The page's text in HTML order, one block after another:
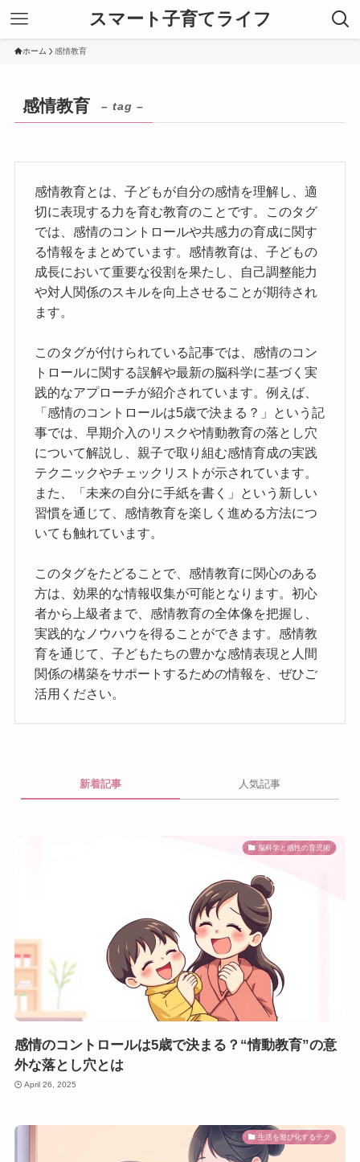
スマート子育てライフ
ホーム 感情教育
感情教育 – tag –
感情教育とは、子どもが自分の感情を理解し、適
切に表現する力を育む教育のことです。このタグ
では、感情のコントロールや共感力の育成に関す
る情報をまとめています。感情教育は、子どもの
成長において重要な役割を果たし、自己調整能力
や対人関係のスキルを向上させることが期待され
ます。
このタグが付けられている記事では、感情のコン
トロールに関する誤解や最新の脳科学に基づく実
践的なアプローチが紹介されています。例えば、
「感情のコントロールは5歳で決まる？」という記
事では、早期介入のリスクや情動教育の落とし穴
について解説し、親子で取り組む感情育成の実践
テクニックやチェックリストが示されています。
また、「未来の自分に手紙を書く」という新しい
習慣を通じて、感情教育を楽しく進める方法につ
いても触れています。
このタグをたどることで、感情教育に関心のある
方は、効果的な情報収集が可能となります。初心
者から上級者まで、感情教育の全体像を把握し、
実践的なノウハウを得ることができます。感情教
育を通じて、子どもたちの豊かな感情表現と人間
関係の構築をサポートするための情報を、ぜひご
活用ください。
新着記事 人気記事
脳科学と感性の育児術
感情のコントロールは5歳で決まる？“情動教育”の意
外な落とし穴とは
April 26, 2025
生活を遊び化するテク